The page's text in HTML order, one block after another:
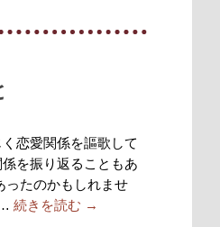
恋愛関係を謳歌して
を振り返ることもあ
ったのかもしれませ
続きを読む →